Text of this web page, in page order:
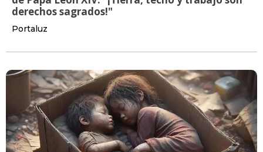
derechos sagrados!"
Portaluz